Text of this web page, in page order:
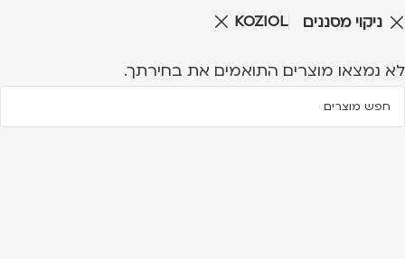
ניקוי מסננים KOZIOL
לא נמצאו מוצרים התואמים את בחירתך.